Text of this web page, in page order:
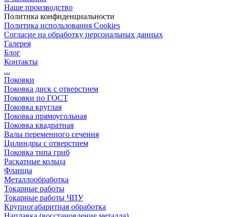
Наше производство
Политика конфиденциальности
Политика использования Cookies
Согласие на обработку персональных данных
Галерея
Блог
Контакты
...
Поковки
Поковка диск с отверстием
Поковки по ГОСТ
Поковка круглая
Поковка прямоугольная
Поковка квадратная
Валы переменного сечения
Цилиндры с отверстием
Поковка типа гриб
Раскатные кольца
Фланцы
Металлообработка
Токарные работы
Токарные работы ЧПУ
Крупногабаритная обработка